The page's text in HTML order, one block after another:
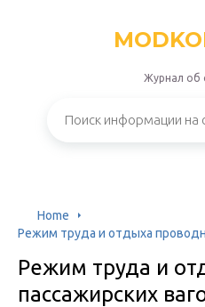
Журнал об
Home
Режим труда и отдыха
Режим труда и
пассажирских